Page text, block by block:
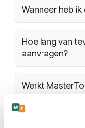
Wanneer heb
Hoe lang van
aanvragen?
Werkt